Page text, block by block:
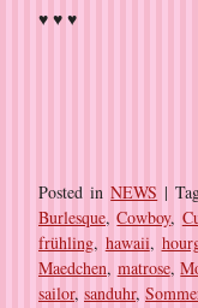
♥ ♥ ♥
Posted in NEWS |
Burlesque,Cowboy,
frühling, hawaii,
Maedchen, matrose,
sailor, sanduhr,